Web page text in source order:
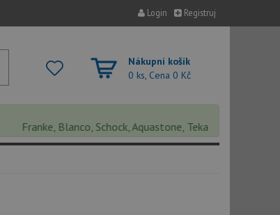
Login Registruj
Nákupní košík
0 ks, Cena 0 Kč
Franke, Blanco, Schock, Aquastone, Teka, Helika, Deante,